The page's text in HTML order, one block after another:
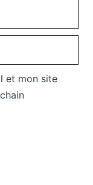
et mon site